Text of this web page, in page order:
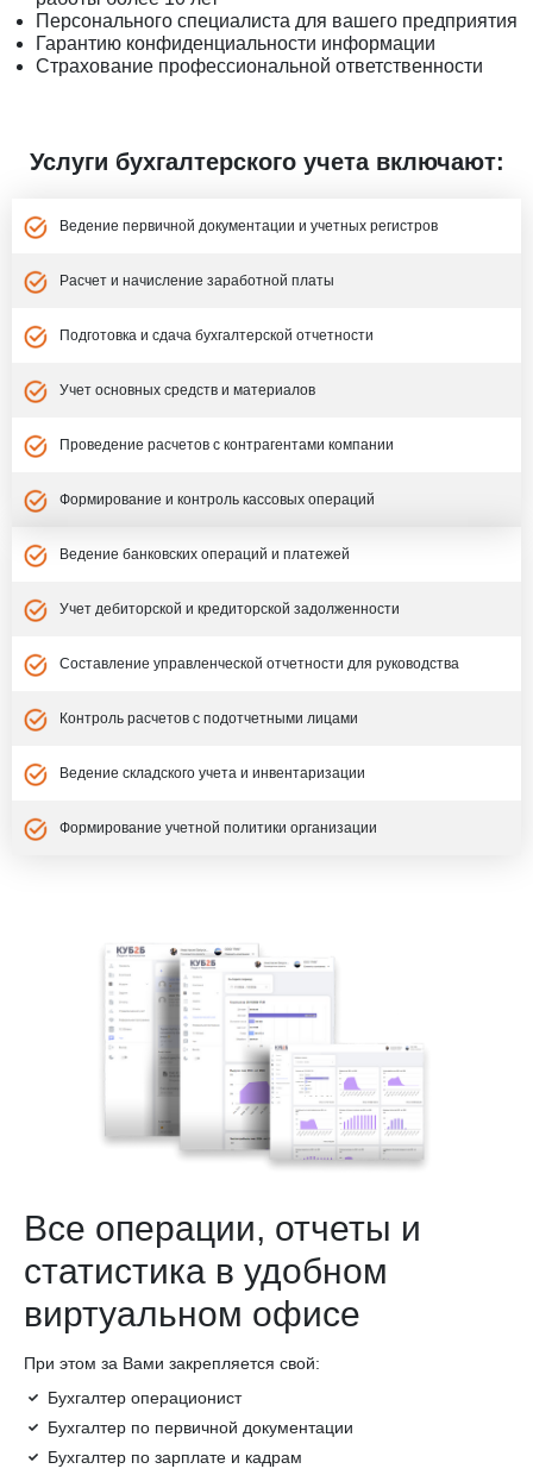
Персонального специалиста для вашего предприятия
Гарантию конфиденциальности информации
Страхование профессиональной ответственности
Услуги бухгалтерского учета включают:
Ведение первичной документации и учетных регистров
Расчет и начисление заработной платы
Подготовка и сдача бухгалтерской отчетности
Учет основных средств и материалов
Проведение расчетов с контрагентами компании
Формирование и контроль кассовых операций
Ведение банковских операций и платежей
Учет дебиторской и кредиторской задолженности
Составление управленческой отчетности для руководства
Контроль расчетов с подотчетными лицами
Ведение складского учета и инвентаризации
Формирование учетной политики организации
Все операции, отчеты и
статистика в удобном
виртуальном офисе
При этом за Вами закрепляется свой:
Бухгалтер операционист
Бухгалтер по первичной документации
Бухгалтер по зарплате и кадрам